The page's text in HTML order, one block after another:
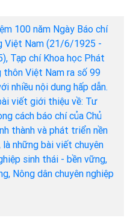
100 năm Ngày Báo chí
Việt Nam (21/6/1925 -
Tạp chí Khoa học Phát
thôn Việt Nam ra số 99
nhiều nội dung hấp dẫn.
viết giới thiệu về: Tư
cách báo chí của Chủ
thành và phát triển nền
là những bài viết chuyên
sinh thái - bền vững,
Nông dân chuyên nghiệp